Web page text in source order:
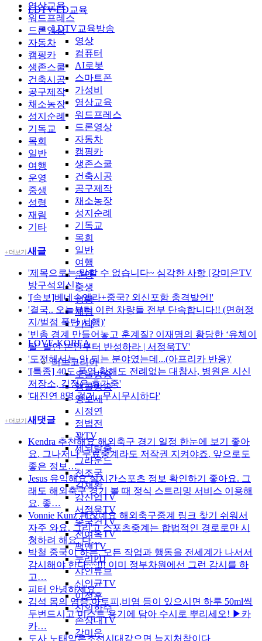
LDTV-ED교육
LDTV교육방송
영상
컴퓨터
AI로봇
스마트폰
가성비
영상교육
워드프레스
드론영상
자동차
캠핑카
생존스쿨
건축시공
공구제작
채소농장
성지순례
기독교
목회
일반
여행
운영
중생
성령
재림
기타
LOVE-KOREA
러브코리아
오늘방송
앵콜방송
영보세
시정연
정법전
꽉TV
세뇌탈출
그라운드
천조국
김채환
강신업TV
서정욱TV
송국건TV
전여옥TV
팩맨TV
누리PD
샤인튜브
신인균TV
이정훈
신의한수
손상대TV
강미은
영상교육
워드프레스
드론영상
자동차
캠핑카
생존스쿨
건축시공
공구제작
채소농장
성지순례
기독교
목회
일반
여행
운영
중생
성령
재림
기타
+ 더보기새글
'제목으로는 말할 수 없습니다~ 심각한 사항 [강미은TV
방구석외신]'
'[속보]베네수엘라+중국? 외신포함 충격발언!'
'결국.. 오늘부터 이런 차량들 전부 단속합니다!! (면허정
지/벌점 폭탄 시행)'
'빈총 경계 만들어놓고 훈계질? 이재명의 황당한 ‘유체이
탈’ 발언 본인부터 반성하라 | 서정욱TV'
'도전해서는 안 되는 분야였는데...(아프리카 반응)'
'[특종] 40도 폭염 황해도 전례없는 대참사, 병원은 시신
저장소, 김정은 휴가중'
'대진연 8명 검거...무시무시하다'
+ 더보기새댓글
Kendra 추천해요 해외축구 경기 일정 한눈에 보기 좋아
요. 그나저나 무료중계라도 저작권 지켜야죠. 앞으로도
좋은 정보…
Jesus 유익해요 실시간스포츠 정보 확인하기 좋아요. 그
래도 해외축구 경기 볼 때 정식 스트리밍 서비스 이용해
요. 좋…
Vonnie Kunz괜찮네요 해외축구중계 링크 찾기 쉬워서
자주 와요. 그리고 스포츠중계는 합법적인 경로로만 시
청하려 해요. 다…
박철 중국이 하는. 모든 작업과 행동을 전세계가 나서서
감시해야 한다~~!!! 이미 정부차원에선 그런 감시를 하
고…
피터 안녕하세요
김석 몸의 염증,아토피,비염 등이 있으시면 하루 50ml씩
두번드시고 미스트 용기에 담아 수시로 뿌리세오! ▶카
카…
도사 노태악은조선시대같으면 능지처참이다